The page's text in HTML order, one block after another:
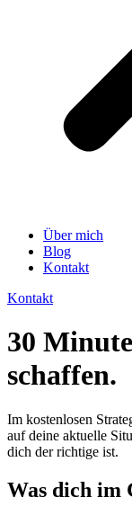
Über mich
Blog
Kontakt
Kontakt
30
schaffen.
Im kostenlosen
auf deine aktuelle
dich der richtige ist.
Was dich im